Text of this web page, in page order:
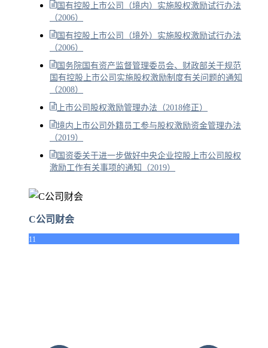
国有控股上市公司（境内）实施股权激励试行办法
（2006）
国有控股上市公司（境外）实施股权激励试行办法
（2006）
国务院国有资产监督管理委员会、财政部关于规范
国有控股上市公司实施股权激励制度有关问题的通知
（2008）
上市公司股权激励管理办法（2018修正）
境内上市公司外籍员工参与股权激励资金管理办法
（2019）
国资委关于进一步做好中央企业控股上市公司股权
激励工作有关事项的通知（2019）
C公司财会
11